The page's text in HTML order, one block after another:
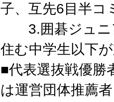
子、互先6目半コ
3.囲碁ジュニ
住む中学生以下
■代表選抜戦優勝
は運営団体推薦